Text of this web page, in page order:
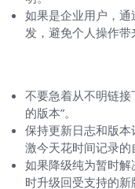
如果是企业用户，
发，避免个人操作带
不要急着从不明链
的版本”。
保持更新日志和版
激今天花时间记录的
如果降级纯为暂时
时升级回受支持的新